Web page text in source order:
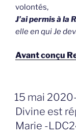
volontés,
J’ai permis à la
elle en qui Je
Avant conçu
GEPLAATST
OP
15 mai
Divine est
Marie -